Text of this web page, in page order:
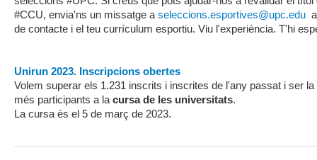
#CCU, envia'ns un missatge a seleccions.esportives@upc.edu
de contacte i el teu currículum esportiu. Viu l'experiència. T'hi
Unirun 2023. Inscripcions obertes
Volem superar els 1.231 inscrits i inscrites de l'any passat i ser
més participants a la cursa de les universitats.
La cursa és el 5 de març de 2023.